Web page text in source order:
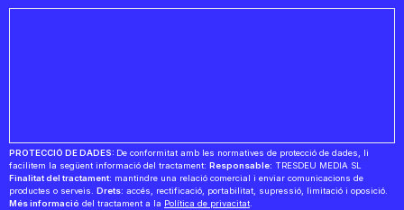
PROTECCIÓ DE DADES: De conformitat amb les normatives de protecció de dades, li
facilitem la següent informació del tractament: Responsable: TRESDEU MEDIA SL
Finalitat del tractament: mantindre una relació comercial i enviar comunicacions de
productes o serveis. Drets: accés, rectificació, portabilitat, supressió, limitació i oposició.
Més informació del tractament a la Política de privacitat.